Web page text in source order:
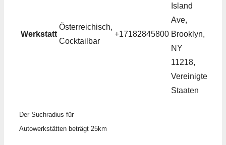
Werkstatt
Österreichisch,
Cocktailbar
+17182845800
Island
Ave,
Brooklyn,
NY
11218,
Vereinigte
Staaten
Der Suchradius für
Autowerkstätten beträgt 25km